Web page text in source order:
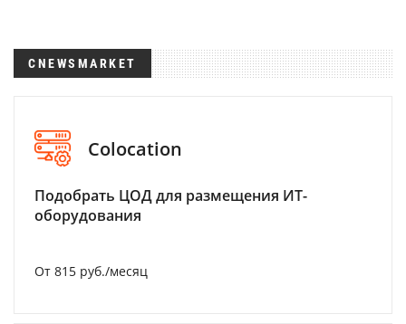
CNEWSMARKET
Colocation
Подобрать ЦОД для размещения ИТ-
оборудования
От 815 руб./месяц